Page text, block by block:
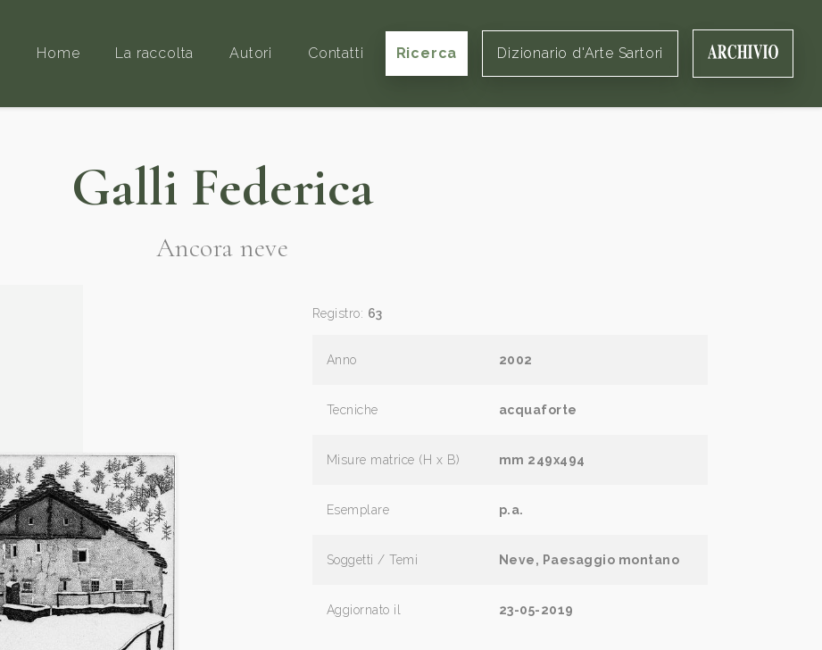
Home La raccolta Autori Contatti Ricerca Dizionario d'Arte Sartori
Galli Federica
Ancora neve
Registro: 63
Anno 2002
Tecniche acquaforte
Misure matrice (H x B) mm 249x494
Esemplare p.a.
Soggetti / Temi Neve, Paesaggio montano
Aggiornato il 23-05-2019